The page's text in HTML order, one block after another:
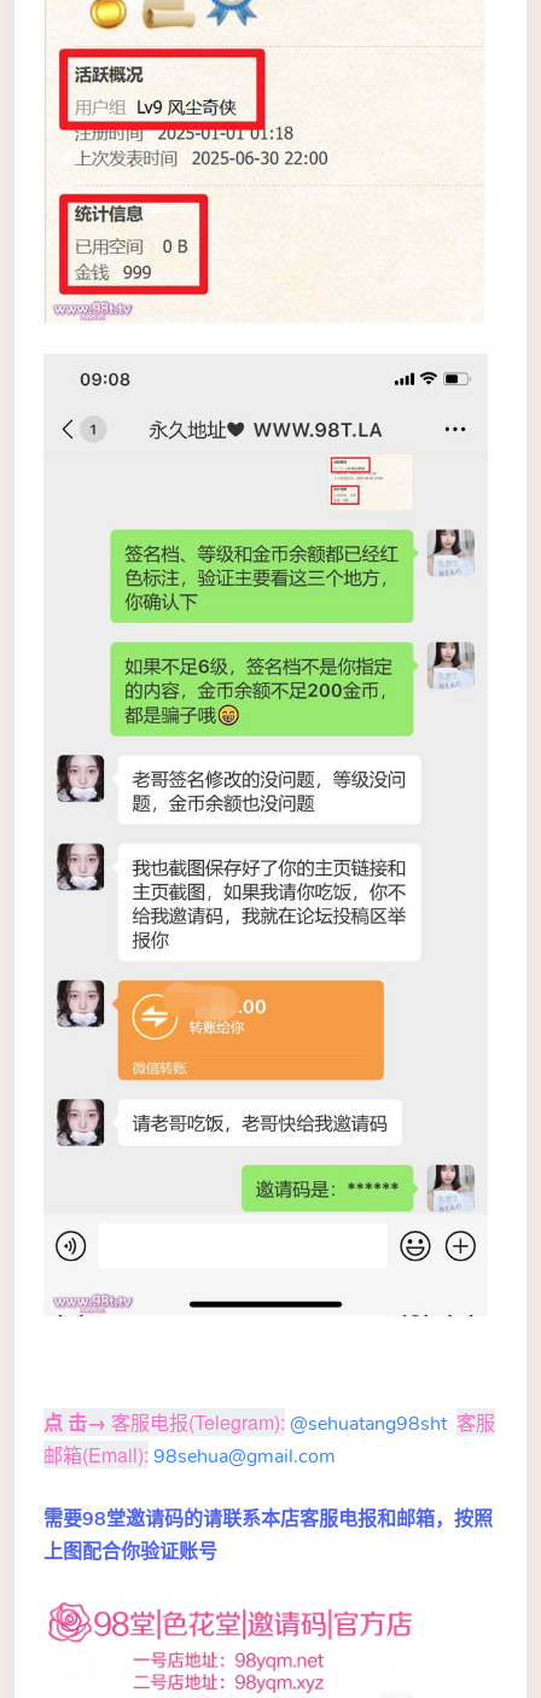
点 击→ 客服电报(Telegram): @sehuatang98sht 客服
邮箱(Email): 98sehua@gmail.com
需要98堂邀请码的请联系本店客服电报和邮箱，按照
上图配合你验证账号